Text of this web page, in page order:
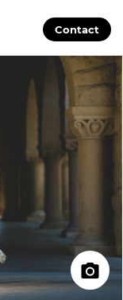
Contact